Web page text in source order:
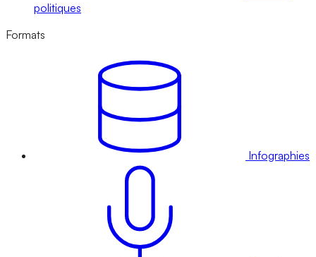
politiques
Formats
Infographies